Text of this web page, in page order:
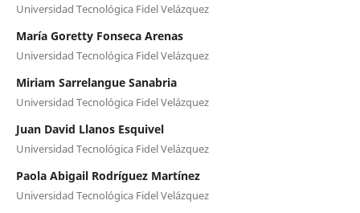
Universidad Tecnológica Fidel Velázquez
María Goretty Fonseca Arenas
Universidad Tecnológica Fidel Velázquez
Miriam Sarrelangue Sanabria
Universidad Tecnológica Fidel Velázquez
Juan David Llanos Esquivel
Universidad Tecnológica Fidel Velázquez
Paola Abigail Rodríguez Martínez
Universidad Tecnológica Fidel Velázquez